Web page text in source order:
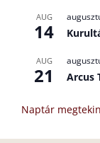
AUG
14
AUG
21 Arcus
Naptár